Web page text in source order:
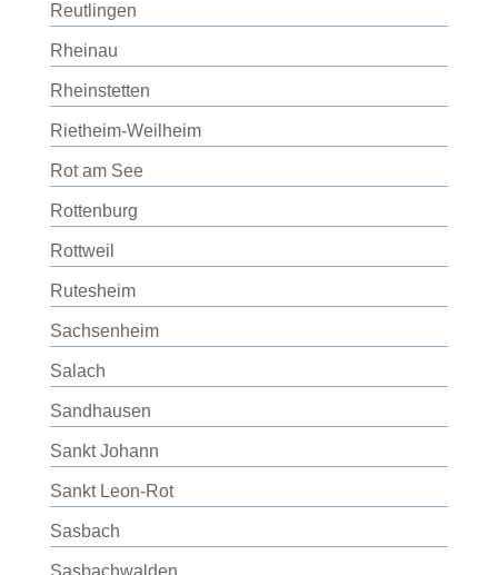
Reutlingen
Rheinau
Rheinstetten
Rietheim-Weilheim
Rot am See
Rottenburg
Rottweil
Rutesheim
Sachsenheim
Salach
Sandhausen
Sankt Johann
Sankt Leon-Rot
Sasbach
Sasbachwalden